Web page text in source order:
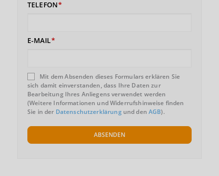
TELEFON
E-MAIL
Mit dem Absenden dieses Formulars erklären Sie
sich damit einverstanden, dass Ihre Daten zur
Bearbeitung Ihres Anliegens verwendet werden
(Weitere Informationen und Widerrufshinweise finden
Sie in der Datenschutzerklärungund denAGB).
ABSENDEN